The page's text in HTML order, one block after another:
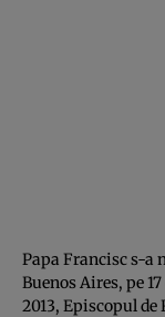
Papa Francisc s-a
Buenos Aires, pe
2013, Episcopul